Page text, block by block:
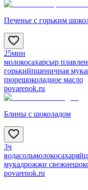
Печенье с горьким
25мин
молокосахарсыр
горькийпшеничная мука
пюрешоколадное масло
povarenok.ru
Блины с шоколадом
3ч
водасольмолокосахар
мукадрожжи свежие
povarenok.ru